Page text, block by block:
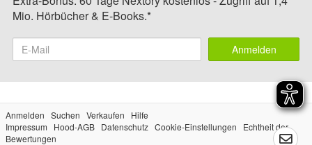
Mio. Hörbücher & E-Books.*
Anmelden
Anmelden Suchen Verkaufen
Hilfe
Impressum
Hood-AGB Datenschutz Cookie-Einstellungen
Echtheit der
Bewertungen